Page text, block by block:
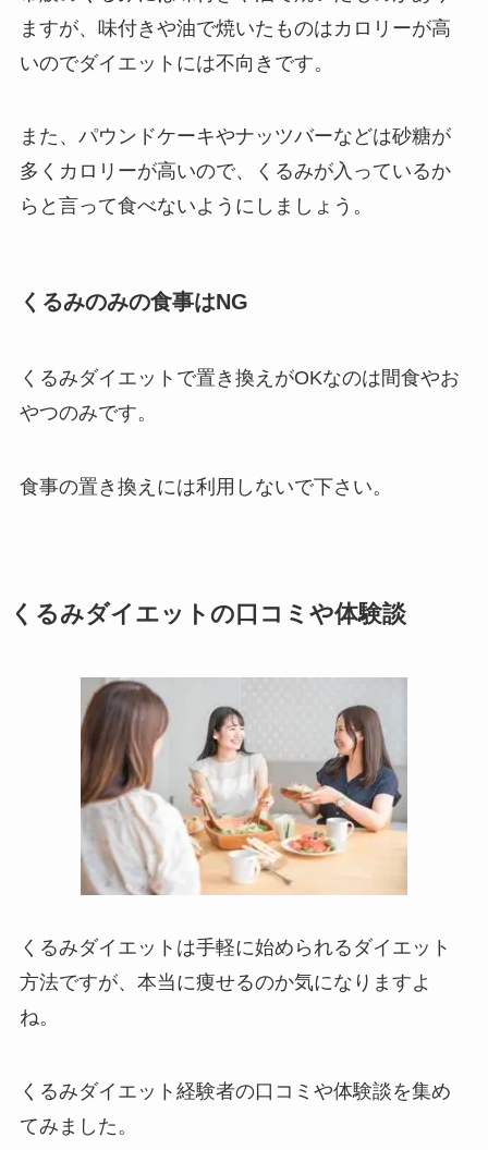
ますが、味付きや油で焼いたものはカロリーが高
いのでダイエットには不向きです。
また、パウンドケーキやナッツバーなどは砂糖が
多くカロリーが高いので、くるみが入っているか
らと言って食べないようにしましょう。
くるみのみの食事はNG
くるみダイエットで置き換えがOKなのは間食やお
やつのみです。
食事の置き換えには利用しないで下さい。
くるみダイエットの口コミや体験談
くるみダイエットは手軽に始められるダイエット
方法ですが、本当に痩せるのか気になりますよ
ね。
くるみダイエット経験者の口コミや体験談を集め
てみました。